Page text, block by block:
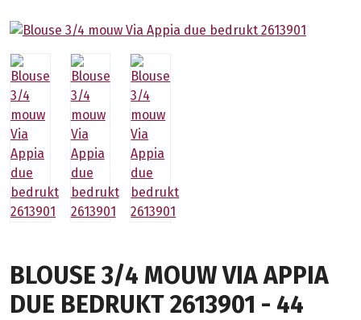
BLOUSE 3/4 MOUW VIA APPIA
DUE BEDRUKT 2613901 - 44